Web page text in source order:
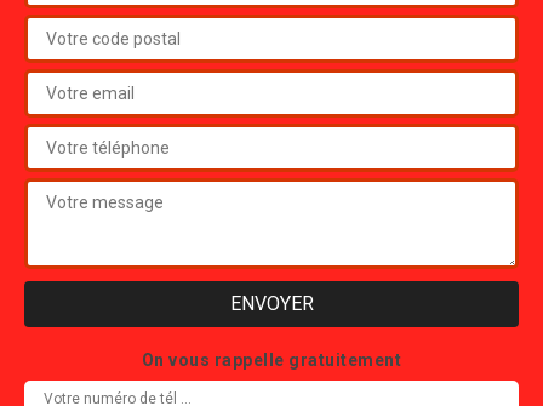
On vous rappelle gratuitement